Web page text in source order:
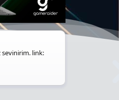
sevinirim. link: